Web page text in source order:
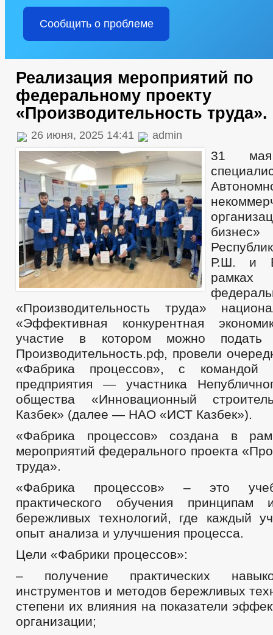
Сообщить о проблеме
Реализация мероприятий по
федеральному проекту
«Производительность труда».
26 июня, 2025 14:41 admin
31
Р.Ш. и
«Производительность труда»
«Эффективная конкурентная
участие в котором можно подать
Производительность.рф, провели
«Фабрика процессов», с командой
предприятия — участника
общества «Инновационный
Казбек» (далее — НАО «ИСТ Казбек»).
«Фабрика процессов» создана в
мероприятий федерального проекта
труда».
«Фабрика процессов» – это
практического обучения принципам
бережливых технологий, где каждый
опыт анализа и улучшения процесса.
Цели «Фабрики процессов»:
– получение практических
инструментов и методов бережливых
степени их влияния на показатели
организации;